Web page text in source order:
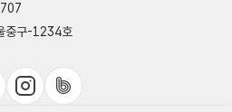
중구-1234호